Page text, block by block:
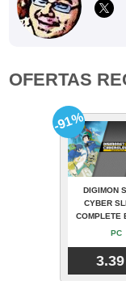
OFERTAS
DIGIMON
CYBER
COMPLETE
PC
-91%